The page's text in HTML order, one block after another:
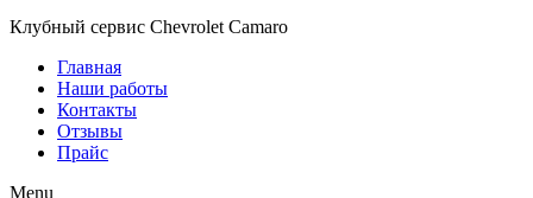
Клубный сервис Chevrolet Camaro
Главная
Наши работы
Контакты
Отзывы
Прайс
Menu